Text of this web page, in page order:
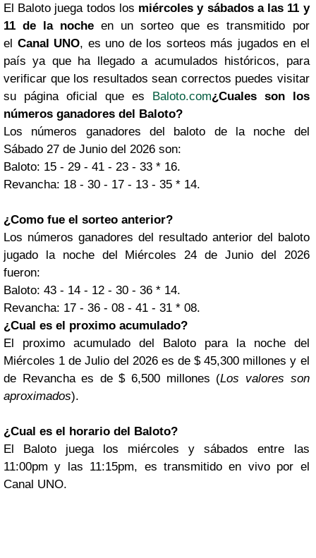
El Baloto juega todos los miércoles y sábados a las 11 y
11 de la noche en un sorteo que es transmitido por
el Canal UNO, es uno de los sorteos más jugados en el
país ya que ha llegado a acumulados históricos, para
verificar que los resultados sean correctos puedes visitar
su página oficial que es Baloto.com¿Cuales son los
números ganadores del Baloto?
Los números ganadores del baloto de la noche del
Sábado 27 de Junio del 2026 son:
Baloto: 15 - 29 - 41 - 23 - 33 * 16.
Revancha: 18 - 30 - 17 - 13 - 35 * 14.
¿Como fue el sorteo anterior?
Los números ganadores del resultado anterior del baloto
jugado la noche del Miércoles 24 de Junio del 2026
fueron:
Baloto: 43 - 14 - 12 - 30 - 36 * 14.
Revancha: 17 - 36 - 08 - 41 - 31 * 08.
¿Cual es el proximo acumulado?
El proximo acumulado del Baloto para la noche del
Miércoles 1 de Julio del 2026 es de $ 45,300 millones y el
de Revancha es de $ 6,500 millones (Los valores son
aproximados).
¿Cual es el horario del Baloto?
El Baloto juega los miércoles y sábados entre las
11:00pm y las 11:15pm, es transmitido en vivo por el
Canal UNO.